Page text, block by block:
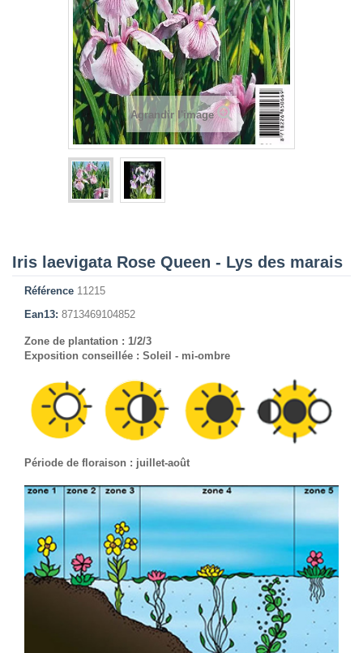
Agrandir l'image
Iris laevigata Rose Queen - Lys des marais
Référence 11215
Ean13: 8713469104852
Zone de plantation : 1/2/3
Exposition conseillée : Soleil - mi-ombre
Période de floraison : juillet-août